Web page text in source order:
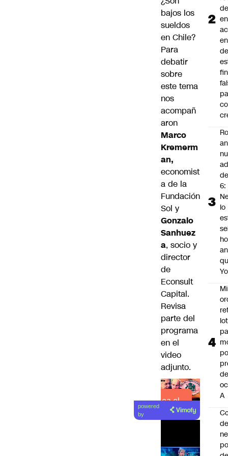
bajos los
sueldos
en Chile?
Para
debatir
sobre
este tema
nos
acompañ
aron
Marco
Kremerm
an,
economist
a de la
Fundación
Sol y
Gonzalo
Sanhuez
a, socio y
director
de
Econsult
Capital.
Revisa
parte del
programa
en el
video
adjunto.
Lea el
artículo
powered
by
de
6:
lo
de
A